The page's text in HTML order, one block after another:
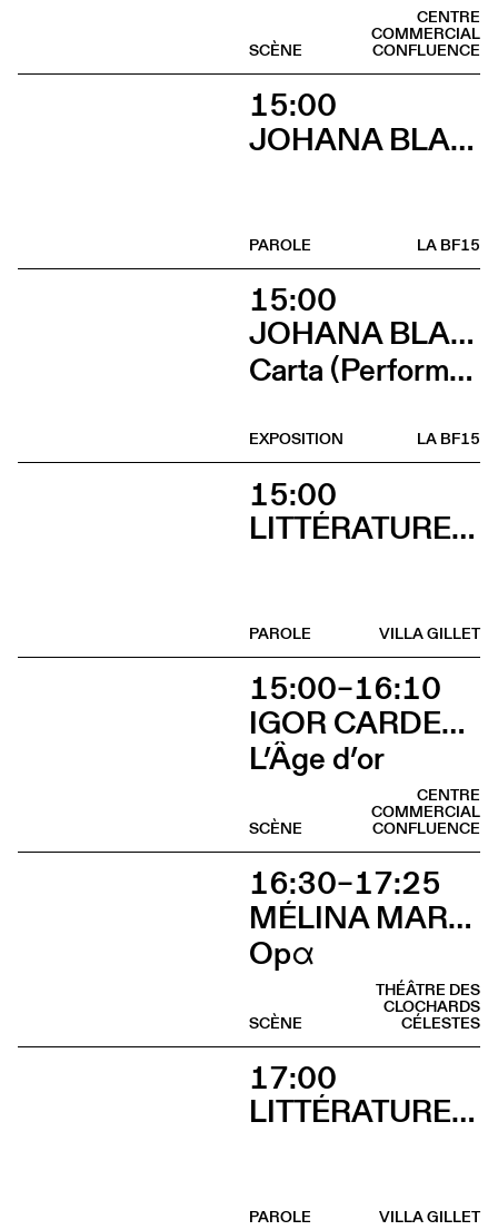
CENTRE
COMMERCIAL
CONFLUENCE
SCÈNE
15:00
JOHANA BLANC
LA BF15
PAROLE
15:00
JOHANA BLANC ET SIMONE HOLLIGER
Carta (Performance de Johana Blanc)
LA BF15
EXPOSITION
15:00
LITTÉRATURES SUISSES
VILLA GILLET
PAROLE
15:00–16:10
IGOR CARDELLINI & TOMAS GONZALEZ
L’Âge d’or
CENTRE
COMMERCIAL
CONFLUENCE
SCÈNE
16:30–17:25
MÉLINA MARTIN
Opα
THÉÂTRE DES
CLOCHARDS
CÉLESTES
SCÈNE
17:00
LITTÉRATURES SUISSES
VILLA GILLET
PAROLE